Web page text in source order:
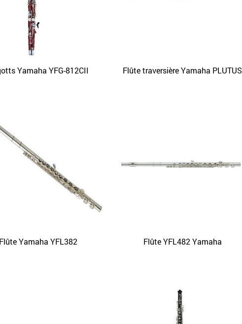
APERÇU
Yamaha YFG-812CII APERÇU
Flûte traversière Yamaha PLUTUS
APERÇU
Yamaha YFL382 APERÇU
Flûte YFL482 Yamaha